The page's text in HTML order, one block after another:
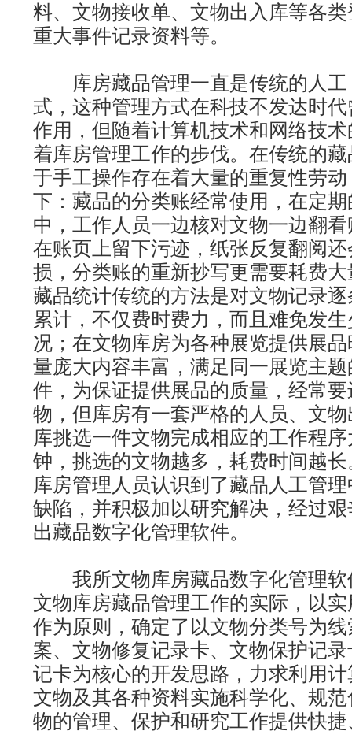
料、文物接收单、文物出入库等各
重大事件记录资料等。
库房藏品管理一直是传统的人工
式，这种管理方式在科技不发达时
作用，但随着计算机技术和网络技
着库房管理工作的步伐。在传统的
于手工操作存在着大量的重复性劳
下：藏品的分类账经常使用，在定
中，工作人员一边核对文物一边翻
在账页上留下污迹，纸张反复翻阅
损，分类账的重新抄写更需要耗费
藏品统计传统的方法是对文物记录
累计，不仅费时费力，而且难免发
况；在文物库房为各种展览提供展
量庞大内容丰富，满足同一展览主
件，为保证提供展品的质量，经常
物，但库房有一套严格的人员、文
库挑选一件文物完成相应的工作程
钟，挑选的文物越多，耗费时间越
库房管理人员认识到了藏品人工管
缺陷，并积极加以研究解决，经过
出藏品数字化管理软件。
我所文物库房藏品数字化管理软
文物库房藏品管理工作的实际，以
作为原则，确定了以文物分类号为
案、文物修复记录卡、文物保护记
记卡为核心的开发思路，力求利用
文物及其各种资料实施科学化、规
物的管理、保护和研究工作提供快